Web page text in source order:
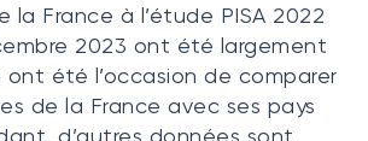
Create my account
Sign in
la France à l’étude PISA 2022
2023 ont été largement
ont été l’occasion de comparer
de la France avec ses pays
d’autres données sont